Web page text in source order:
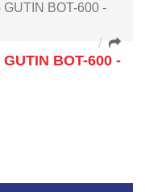
BOT-600 -
BOT-600 -